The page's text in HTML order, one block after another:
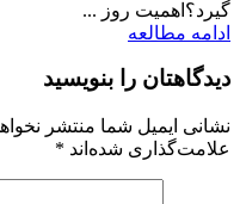
گیرد؟اهمیت روز ...
ادامه مطالعه
دیدگاهتان را بنویسید
نشانی ایمیل شما منتشر
علامت‌گذاری شده‌اند *